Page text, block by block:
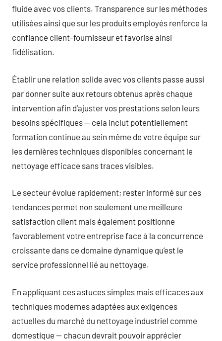
fluide avec vos clients. Transparence sur les méthodes
utilisées ainsi que sur les produits employés renforce la
confiance client-fournisseur et favorise ainsi
fidélisation.
Établir une relation solide avec vos clients passe aussi
par donner suite aux retours obtenus après chaque
intervention afin d’ajuster vos prestations selon leurs
besoins spécifiques — cela inclut potentiellement
formation continue au sein même de votre équipe sur
les dernières techniques disponibles concernant le
nettoyage efficace sans traces visibles.
Le secteur évolue rapidement; rester informé sur ces
tendances permet non seulement une meilleure
satisfaction client mais également positionne
favorablement votre entreprise face à la concurrence
croissante dans ce domaine dynamique qu’est le
service professionnel lié au nettoyage.
En appliquant ces astuces simples mais efficaces aux
techniques modernes adaptées aux exigences
actuelles du marché du nettoyage industriel comme
domestique — chacun devrait pouvoir apprécier